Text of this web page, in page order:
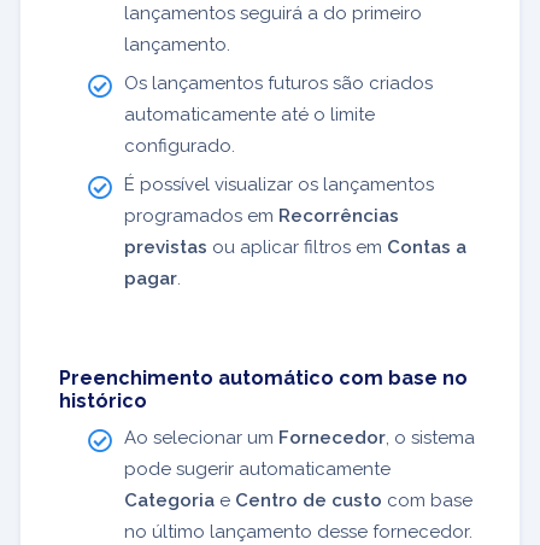
lançamentos seguirá a do primeiro
lançamento.
Os lançamentos futuros são criados
automaticamente até o limite
configurado.
É possível visualizar os lançamentos
programados em Recorrências
previstas ou aplicar filtros em Contas a
pagar.
Preenchimento automático com base no
histórico
Ao selecionar um Fornecedor, o sistema
pode sugerir automaticamente
Categoria e Centro de custo com base
no último lançamento desse fornecedor.